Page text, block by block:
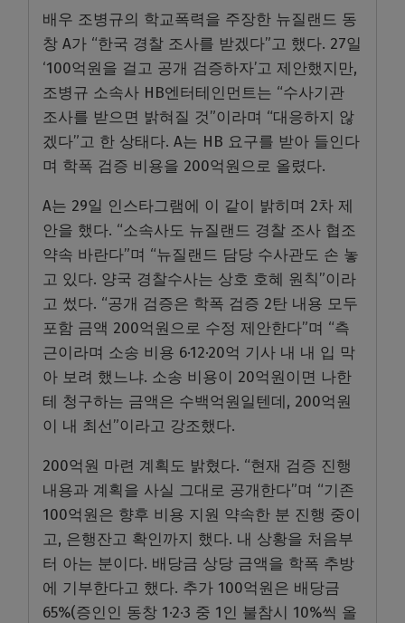
배우 조병규의 학교폭력을 주장한 뉴질랜드 동
창 A가 “한국 경찰 조사를 받겠다”고 했다. 27일
‘100억원을 걸고 공개 검증하자’고 제안했지만,
조병규 소속사 HB엔터테인먼트는 “수사기관
조사를 받으면 밝혀질 것”이라며 “대응하지 않
겠다”고 한 상태다. A는 HB 요구를 받아 들인다
며 학폭 검증 비용을 200억원으로 올렸다.
A는 29일 인스타그램에 이 같이 밝히며 2차 제
안을 했다. “소속사도 뉴질랜드 경찰 조사 협조
약속 바란다”며 “뉴질랜드 담당 수사관도 손 놓
고 있다. 양국 경찰수사는 상호 호혜 원칙”이라
고 썼다. “공개 검증은 학폭 검증 2탄 내용 모두
포함 금액 200억원으로 수정 제안한다”며 “측
근이라며 소송 비용 6·12·20억 기사 내 내 입 막
아 보려 했느냐. 소송 비용이 20억원이면 나한
테 청구하는 금액은 수백억원일텐데, 200억원
이 내 최선”이라고 강조했다.
200억원 마련 계획도 밝혔다. “현재 검증 진행
내용과 계획을 사실 그대로 공개한다”며 “기존
100억원은 향후 비용 지원 약속한 분 진행 중이
고, 은행잔고 확인까지 했다. 내 상황을 처음부
터 아는 분이다. 배당금 상당 금액을 학폭 추방
에 기부한다고 했다. 추가 100억원은 배당금
65%(증인인 동창 1·2·3 중 1인 불참시 10%씩 올